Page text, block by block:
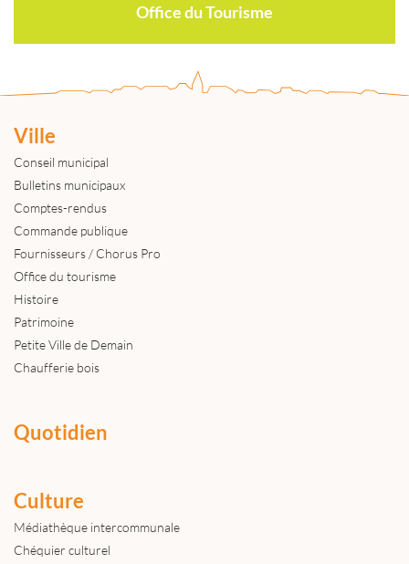
Office du Tourisme
Ville
Conseil municipal
Bulletins municipaux
Comptes-rendus
Commande publique
Fournisseurs / Chorus Pro
Office du tourisme
Histoire
Patrimoine
Petite Ville de Demain
Chaufferie bois
Quotidien
Culture
Médiathèque intercommunale
Chéquier culturel